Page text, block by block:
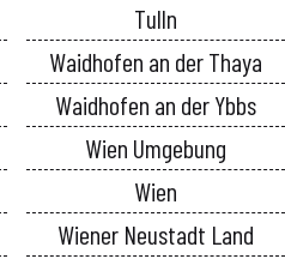
Tulln
Waidhofen an der Thaya
Waidhofen an der Ybbs
Wien Umgebung
Wien
Wiener Neustadt Land